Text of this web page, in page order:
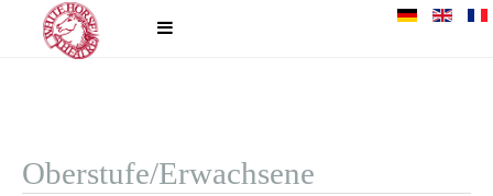
Oberstufe/Erwachsene